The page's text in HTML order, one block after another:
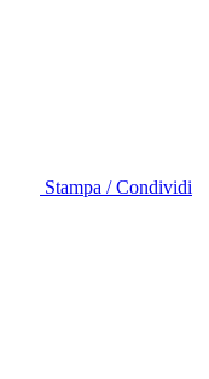
Stampa / Condividi